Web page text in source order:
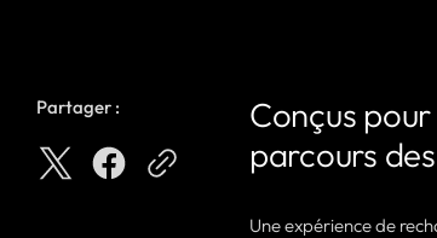
Partager :
Conçus
parcours
Une expérience de